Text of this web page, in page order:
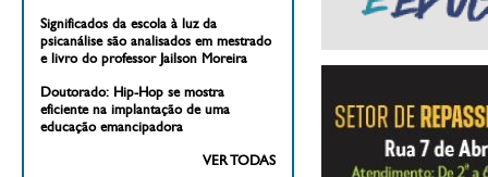
Significados da escola à luz da
psicanálise são analisados em mestrado
e livro do professor Jailson Moreira
Doutorado: Hip-Hop se mostra
eficiente na implantação de uma
educação emancipadora
VER TODAS